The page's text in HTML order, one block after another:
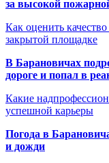
за высокой
Как оценить
закрытой площадке
В Барановичах
дороге и попал в
Какие
успешной карьеры
Погода в
и дожди